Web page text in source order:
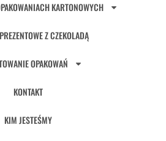
KARTONOWYCH
Z CZEKOLADĄ
OPAKOWAŃ
KONTAKT
KIM JESTEŚMY